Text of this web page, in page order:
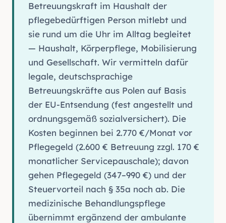
Betreuungskraft im Haushalt der
pflegebedürftigen Person mitlebt und
sie rund um die Uhr im Alltag begleitet
— Haushalt, Körperpflege, Mobilisierung
und Gesellschaft. Wir vermitteln dafür
legale, deutschsprachige
Betreuungskräfte aus Polen auf Basis
der EU-Entsendung (fest angestellt und
ordnungsgemäß sozialversichert). Die
Kosten beginnen bei 2.770 €/Monat vor
Pflegegeld (2.600 € Betreuung zzgl. 170 €
monatlicher Servicepauschale); davon
gehen Pflegegeld (347–990 €) und der
Steuervorteil nach § 35a noch ab. Die
medizinische Behandlungspflege
übernimmt ergänzend der ambulante